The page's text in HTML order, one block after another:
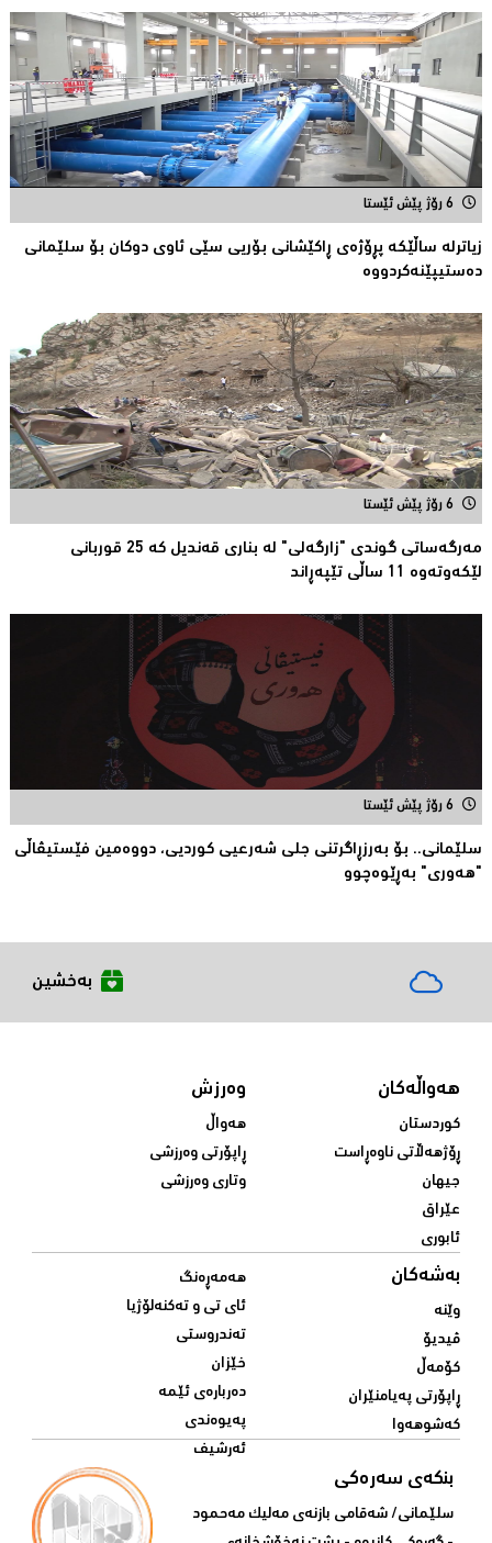
6 رۆژ پێش ئێستا
زیاترلە ساڵێکە پڕۆژەی ڕاكێشانی بۆریی سێی ئاوی دوكان بۆ سلێمانی
دەستیپێنەکردووە
6 رۆژ پێش ئێستا
مەرگەساتی گوندی "زارگەلی" لە بناری قەندیل کە 25 قوربانى
لێکەوتەوە 11 ساڵى تێپەڕاند
6 رۆژ پێش ئێستا
سلێمانی.. بۆ بەرزڕاگرتنی جلی شەرعیی كوردیی، دووەمین فێستیڤاڵی
"هەوری" بەڕێوەچوو
بەخشین
هەواڵەکان
کوردستان
ڕۆژهەڵاتی ناوەڕاست
جیهان
عێراق
ئابوری
وەرزش
هەواڵ
ڕاپۆرتی وەرزشی
وتاری وەرزشی
بەشەکان
وێنە
ڤیدیۆ
کۆمەڵ
ڕاپۆرتی پەیامنێران
کەشوهەوا
هەمەڕەنگ
ئای تی و تەکنەلۆژیا
تەندروستی
خێزان
دەربارەی ئێمە
پەیوەندی
ئەرشیف
بنکەی سەرەکی
سلێمانی/ شه‌قامی بازنه‌ی مه‌لیک مه‌حمود